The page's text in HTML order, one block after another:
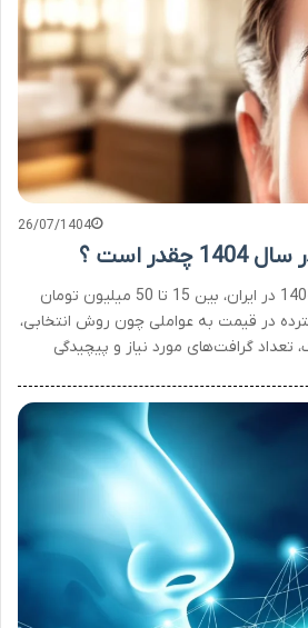
26/07/1404
است ؟
هزینه کاشت ابرو در سال 1404 در ایران، بین 15 تا 50 میلیون تومان
در قیمت به عواملی چون روش انتخابی،
تعداد گرافت‌های مورد نیاز و پیچیدگی